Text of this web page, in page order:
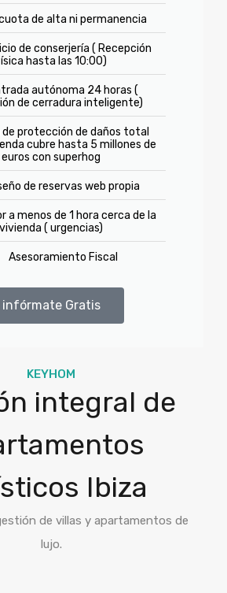
de alta ni permanencia
de conserjería ( Recepción
hasta las 10:00)
autónoma 24 horas (
de cerradura inteligente)
de protección de daños total
cubre hasta 5 millones de
euros con superhog
de reservas web propia
a menos de 1 hora cerca de la
vivienda ( urgencias)
Asesoramiento Fiscal
infórmate Gratis
KEYHOM
integral de
Ibiza
de villas y apartamentos de
lujo.